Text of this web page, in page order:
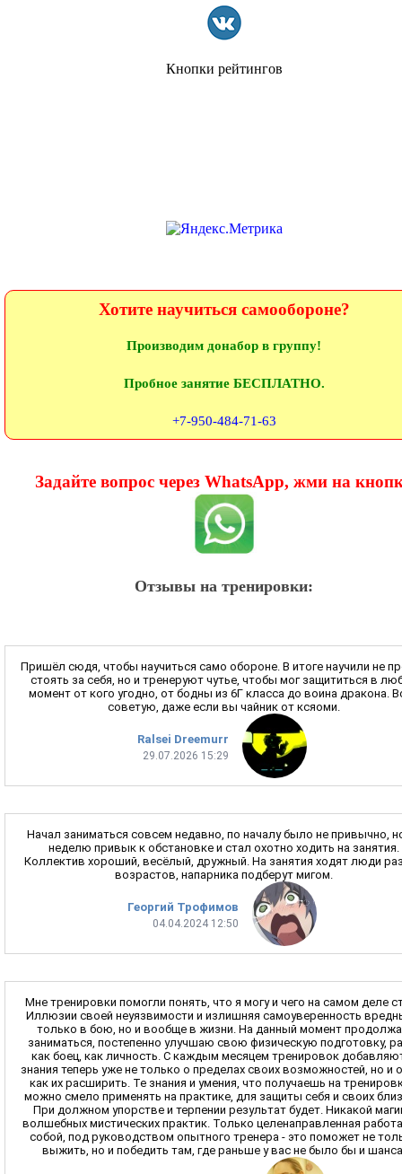
Комплексные
Кнопки рейтингов
Хотите научиться самообороне?
Производим донабор в группу!
Пробное занятие БЕСПЛАТНО.
+7-950-484-71-63
Задайте вопрос через WhatsApp, жми на
Отзывы на тренировки:
Ralsei Dreemurr
29.07.2026 15:29
Пришёл сюдя, чтобы научиться само обороне. В итоге научили не
стоять за себя, но и тренеруют чутье, чтобы мог защититься в
момент от кого угодно, от бодны из 6Г класса до воина дракона.
советую, даже если вы чайник от ксяоми.
Георгий Трофимов
04.04.2024 12:50
Начал заниматься совсем недавно, по началу было не привычно,
неделю привык к обстановке и стал охотно ходить на занятия.
Коллектив хороший, весёлый, дружный. На занятия ходят люди
возрастов, напарника подберут мигом.
Мне тренировки помогли понять, что я могу и чего на самом деле
Иллюзии своей неуязвимости и излишняя самоуверенность
только в бою, но и вообще в жизни. На данный момент
заниматься, постепенно улучшаю свою физическую подготовку,
как боец, как личность. С каждым месяцем тренировок
знания теперь уже не только о пределах своих возможностей, но и
как их расширить. Те знания и умения, что получаешь на
можно смело применять на практике, для защиты себя и своих
При должном упорстве и терпении результат будет. Никакой
волшебных мистических практик. Только целенаправленная
собой, под руководством опытного тренера - это поможет не
выжить, но и победить там, где раньше у вас не было бы и